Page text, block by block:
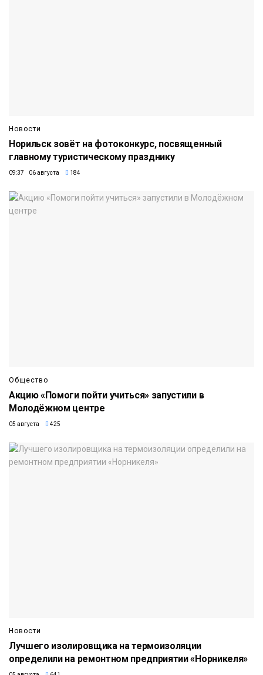
Новости
Норильск зовёт на фотоконкурс, посвященный
главному туристическому празднику
09:37 06 августа 184
Общество
Акцию «Помоги пойти учиться» запустили в
Молодёжном центре
05 августа 425
Новости
Лучшего изолировщика на термоизоляции
определили на ремонтном предприятии «Норникеля»